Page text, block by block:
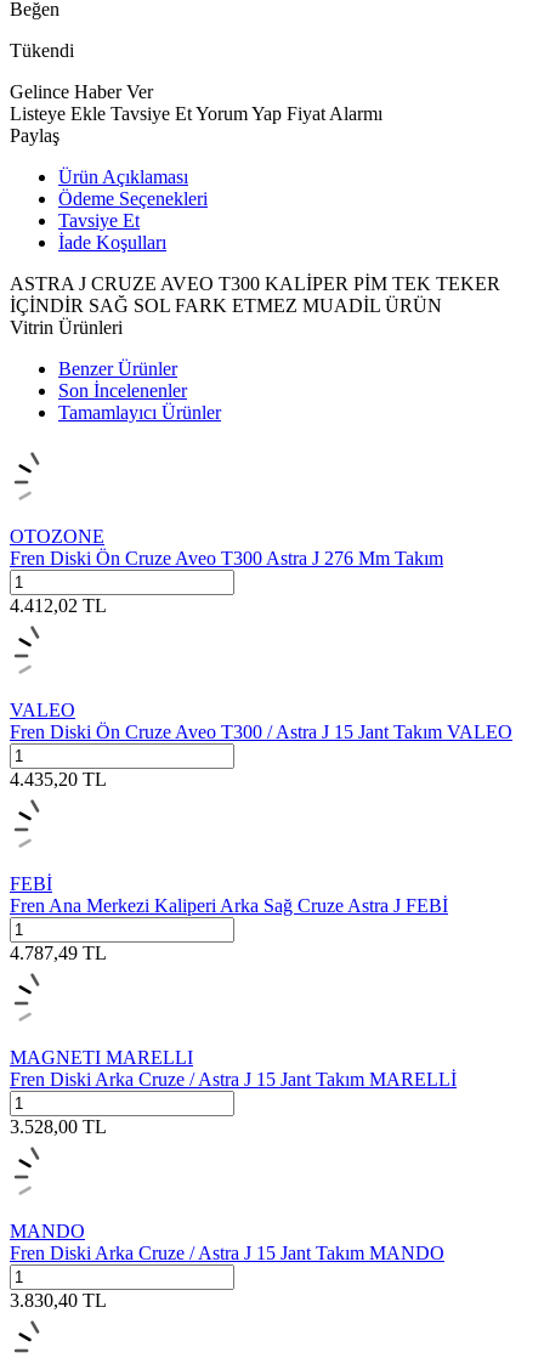
Beğen
Tükendi
Gelince Haber Ver
Listeye Ekle Tavsiye EtYorum Yap Fiyat Alarmı
Paylaş
Ürün Açıklaması
Ödeme Seçenekleri
Tavsiye Et
İade Koşulları
ASTRA J CRUZE AVEO T300 KALİPER PİM TEK TEKER
İÇİNDİR SAĞ SOL FARK ETMEZ MUADİL ÜRÜN
Vitrin Ürünleri
Benzer Ürünler
Son İncelenenler
Tamamlayıcı Ürünler
OTOZONE
Fren Diski Ön Cruze Aveo T300 Astra J 276 Mm Takım
4.412,02 TL
VALEO
Fren Diski Ön Cruze Aveo T300 / Astra J 15 Jant Takım VALEO
4.435,20 TL
FEBİ
Fren Ana Merkezi Kaliperi Arka Sağ Cruze Astra J FEBİ
4.787,49 TL
MAGNETI MARELLI
Fren Diski Arka Cruze / Astra J 15 Jant Takım MARELLİ
3.528,00 TL
MANDO
Fren Diski Arka Cruze / Astra J 15 Jant Takım MANDO
3.830,40 TL